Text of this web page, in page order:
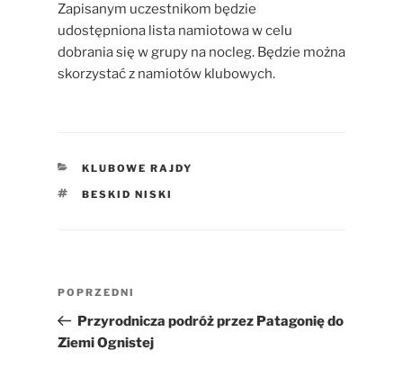
Zapisanym uczestnikom będzie
udostępniona lista namiotowa w celu
dobrania się w grupy na nocleg. Będzie można
skorzystać z namiotów klubowych.
KATEGORIE
KLUBOWE RAJDY
TAGI
BESKID NISKI
Poprzedni
wpis
POPRZEDNI
Przyrodnicza podróż przez Patagonię do
Ziemi Ognistej